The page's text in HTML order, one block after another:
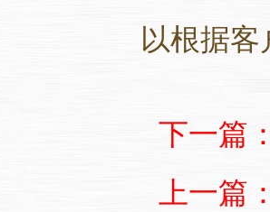
以根据
下一篇
上一篇